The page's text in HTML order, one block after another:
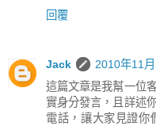
回覆
Jack
2010年11
這篇文章是我幫一位
實身分發言，且詳述
電話，讓大家見證你